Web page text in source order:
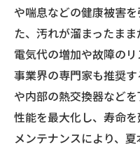
や喘息などの健康被害
た、汚れが溜まったま
電気代の増加や故障の
事業界の専門家も推奨
や内部の熱交換器など
性能を最大化し、寿命
メンテナンスにより、